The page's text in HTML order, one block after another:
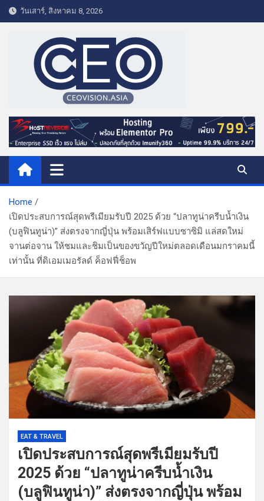
k
e
t
วันเสาร์, สิงหาคม 8, 2026
CEO VISION.ASIA
Business & Lifestyle
Home
เปิดประสบการณ์สุดพรีเมียมรับปี 2025 ด้วย “ปลาทูน่าครีบน้ำเงิน
(บลูฟินทูน่า)” ส่งตรงจากญี่ปุ่น พร้อมเสิร์ฟแบบซาซิมิ แล่สดใหม่
จานต่อจาน ให้ชมและชิมเป็นของขวัญปีใหม่ตลอดเดือนมกราคมนี้
เท่านั้น ที่ดิเอมเมอรัลด์ ค็อฟฟี่ช็อพ
EAT & TRAVEL
เปิดประสบการณ์สุดพรีเมียมรับปี
2025 ด้วย “ปลาทูน่าครีบน้ำเงิน
(บลูฟินทูน่า)” ส่งตรงจากญี่ปุ่น พร้อม